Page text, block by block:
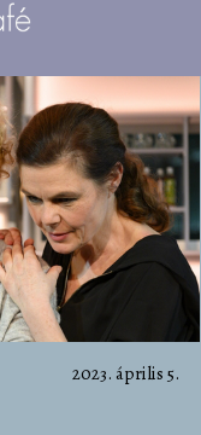
2023. április 5.